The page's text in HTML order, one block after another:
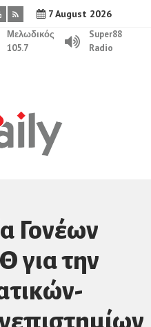
7 August 2026
Μελωδικός
105.7
Super88
Radio
Γονέων
την